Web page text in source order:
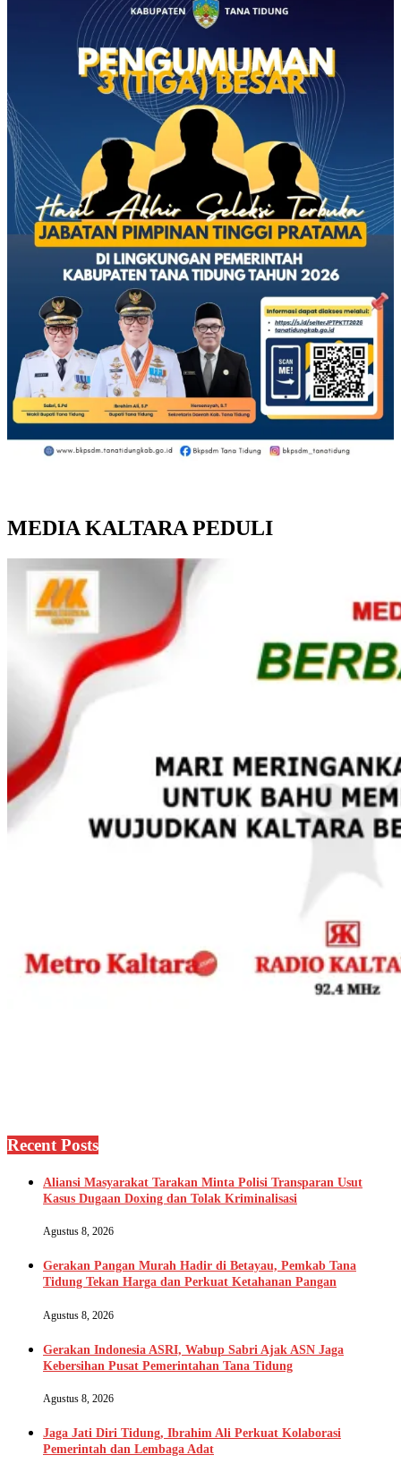
MEDIA KALTARA PEDULI
Recent Posts
Aliansi Masyarakat Tarakan Minta Polisi Transparan Usut
Kasus Dugaan Doxing dan Tolak Kriminalisasi
Agustus 8, 2026
Gerakan Pangan Murah Hadir di Betayau, Pemkab Tana
Tidung Tekan Harga dan Perkuat Ketahanan Pangan
Agustus 8, 2026
Gerakan Indonesia ASRI, Wabup Sabri Ajak ASN Jaga
Kebersihan Pusat Pemerintahan Tana Tidung
Agustus 8, 2026
Jaga Jati Diri Tidung, Ibrahim Ali Perkuat Kolaborasi
Pemerintah dan Lembaga Adat